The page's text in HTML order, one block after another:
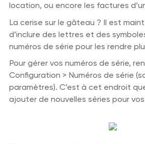
location, ou encore les factures
La cerise sur le gâteau ? Il est
d’inclure des lettres et des
numéros de série pour les rendre
Pour gérer vos numéros de série,
Configuration > Numéros de série
paramètres). C’est à cet endroit
ajouter de nouvelles séries pour